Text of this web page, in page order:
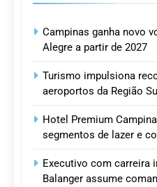
Campinas ganha novo
Alegre a partir de 2027
Turismo impulsiona
aeroportos da Região Sul
Hotel Premium
segmentos de lazer e
Executivo com carreira
Balanger assume